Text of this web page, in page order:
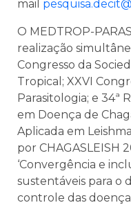
mail
O MEDTROP-
realização
Congresso da
Tropical; XXVI
Parasitologia; e 34ª
em Doença de
Aplicada em
por CHAGASLEISH
‘Convergência e
sustentáveis para o
controle das